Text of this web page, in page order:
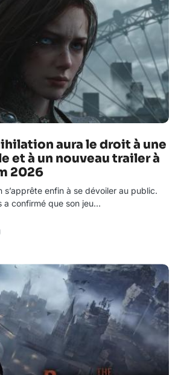
aura le droit à une
et à un nouveau trailer à
2026
s’apprête enfin à se dévoiler au public.
a confirmé que son jeu…